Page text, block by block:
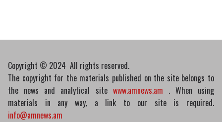
Copyright © 2024 All rights reserved.
The copyright for the materials published on the site belongs to
the news and analytical site www.amnews.am . When using
materials in any way, a link to our site is required.
info@amnews.am